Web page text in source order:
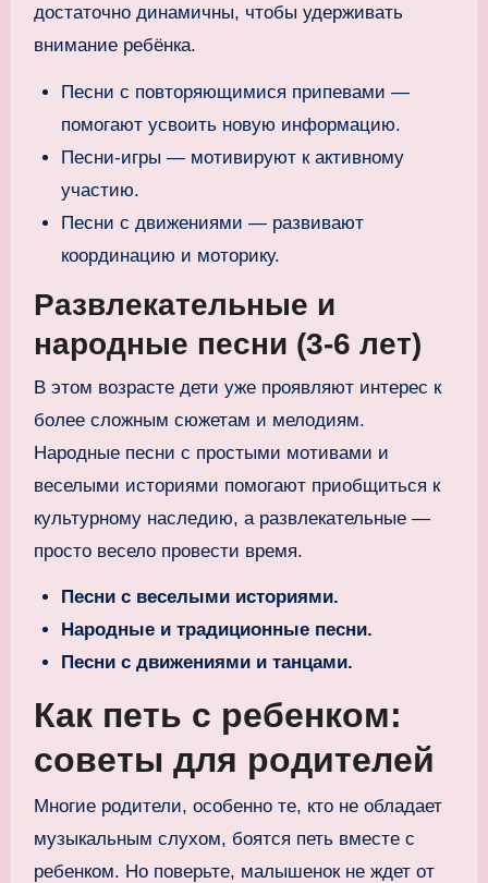
достаточно динамичны, чтобы удерживать
внимание ребёнка.
Песни с повторяющимися припевами —
помогают усвоить новую информацию.
Песни-игры — мотивируют к активному
участию.
Песни с движениями — развивают
координацию и моторику.
Развлекательные и
народные песни (3-6 лет)
В этом возрасте дети уже проявляют интерес к
более сложным сюжетам и мелодиям.
Народные песни с простыми мотивами и
веселыми историями помогают приобщиться к
культурному наследию, а развлекательные —
просто весело провести время.
Песни с веселыми историями.
Народные и традиционные песни.
Песни с движениями и танцами.
Как петь с ребенком:
советы для родителей
Многие родители, особенно те, кто не обладает
музыкальным слухом, боятся петь вместе с
ребенком. Но поверьте, малышенок не ждет от